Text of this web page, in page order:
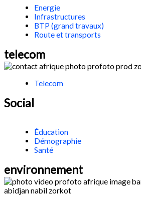
Energie
Infrastructures
BTP (grand travaux)
Route et transports
telecom
Telecom
Social
Éducation
Démographie
Santé
environnement